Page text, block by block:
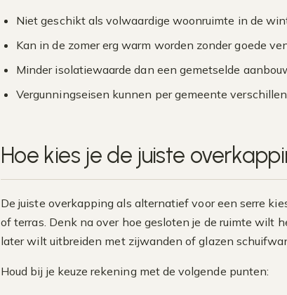
Niet geschikt als volwaardige woonruimte in de
Kan in de zomer erg warm worden zonder goede
Minder isolatiewaarde dan een gemetselde
Vergunningseisen kunnen per gemeente verschillen
Hoe kies je de juiste
De juiste overkapping als alternatief voor een serre
of terras. Denk na over hoe gesloten je de ruimte wilt
later wilt uitbreiden met zijwanden of glazen
Houd bij je keuze rekening met de volgende punten: